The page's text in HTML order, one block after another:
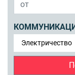
Электричество